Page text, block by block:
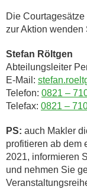
Die
zur Aktion wenden
Stefan Röltgen
Abteilungsleiter
E-Mail:
Telefon: 0821 –
Telefax: 0821 –
PS: auch Makler
profitieren ab dem
2021, informieren
und nehmen Sie